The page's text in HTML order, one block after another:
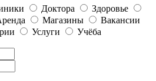
Доктора
Здоровье
Магазины
Вакансии
Услуги
Учёба